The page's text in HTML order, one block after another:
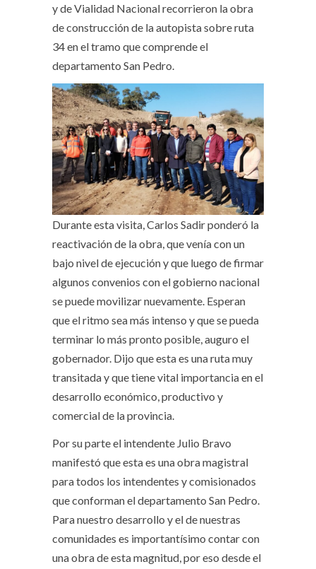
y de Vialidad Nacional recorrieron la obra
de construcción de la autopista sobre ruta
34 en el tramo que comprende el
departamento San Pedro.
Durante esta visita, Carlos Sadir ponderó la
reactivación de la obra, que venía con un
bajo nivel de ejecución y que luego de firmar
algunos convenios con el gobierno nacional
se puede movilizar nuevamente. Esperan
que el ritmo sea más intenso y que se pueda
terminar lo más pronto posible, auguro el
gobernador. Dijo que esta es una ruta muy
transitada y que tiene vital importancia en el
desarrollo económico, productivo y
comercial de la provincia.
Por su parte el intendente Julio Bravo
manifestó que esta es una obra magistral
para todos los intendentes y comisionados
que conforman el departamento San Pedro.
Para nuestro desarrollo y el de nuestras
comunidades es importantísimo contar con
una obra de esta magnitud, por eso desde el